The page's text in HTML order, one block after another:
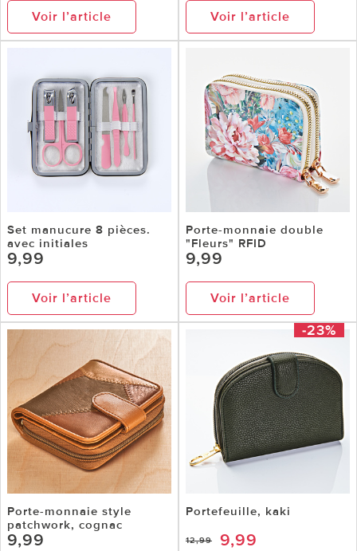
Voir l’article Voir l’article
Set manucure 8 pièces.
avec initiales
9,99
Voir l’article
Porte-monnaie double
"Fleurs" RFID
9,99
Voir l’article
Porte-monnaie style
patchwork, cognac
9,99
-23%
Portefeuille, kaki
12,99 9,99